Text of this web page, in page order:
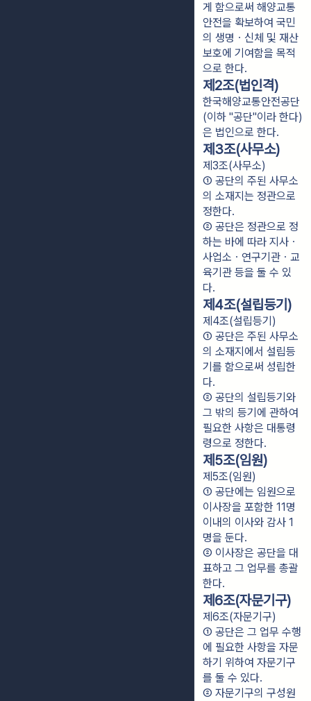
게 함으로써 해양교통
안전을 확보하여 국민
의 생명ㆍ신체 및 재산
보호에 기여함을 목적
으로 한다.
제2조(법인격)
한국해양교통안전공단
(이하 "공단"이라 한다)
은 법인으로 한다.
제3조(사무소)
제3조(사무소)
① 공단의 주된 사무소
의 소재지는 정관으로
정한다.
② 공단은 정관으로 정
하는 바에 따라 지사ㆍ
사업소ㆍ연구기관ㆍ교
육기관 등을 둘 수 있
다.
제4조(설립등기)
제4조(설립등기)
① 공단은 주된 사무소
의 소재지에서 설립등
기를 함으로써 성립한
다.
② 공단의 설립등기와
그 밖의 등기에 관하여
필요한 사항은 대통령
령으로 정한다.
제5조(임원)
제5조(임원)
① 공단에는 임원으로
이사장을 포함한 11명
이내의 이사와 감사 1
명을 둔다.
② 이사장은 공단을 대
표하고 그 업무를 총괄
한다.
제6조(자문기구)
제6조(자문기구)
① 공단은 그 업무 수행
에 필요한 사항을 자문
하기 위하여 자문기구
를 둘 수 있다.
② 자문기구의 구성원